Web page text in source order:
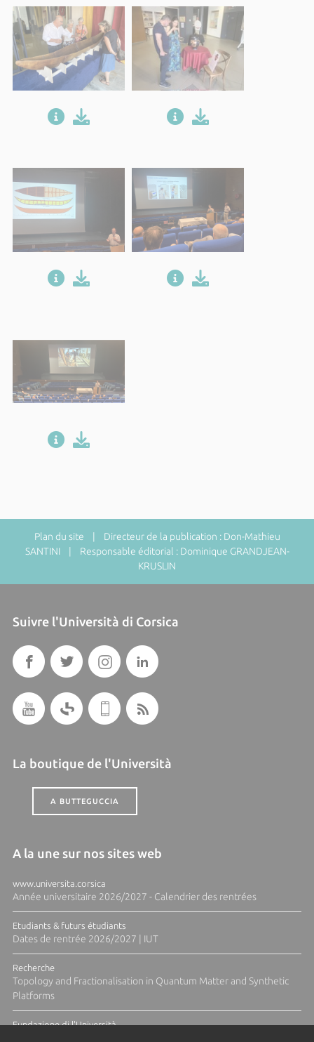
Plan du site | Directeur de la publication : Don-Mathieu
SANTINI | Responsable éditorial : Dominique GRANDJEAN-
KRUSLIN
Suivre l'Università di Corsica
La boutique de l'Università
A BUTTEGUCCIA
A la une sur nos sites web
www.universita.corsica
Année universitaire 2026/2027 - Calendrier des rentrées
Etudiants & futurs étudiants
Dates de rentrée 2026/2027 | IUT
Recherche
Topology and Fractionalisation in Quantum Matter and Synthetic
Platforms
Fundazione di l'Università